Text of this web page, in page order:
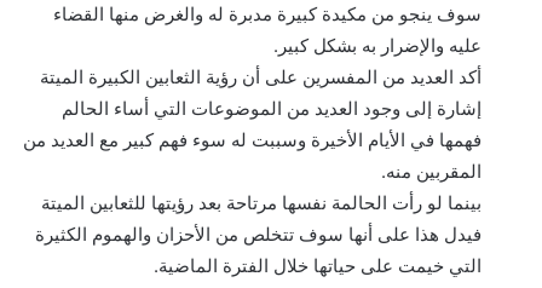
سوف ينجو من مكيدة كبيرة مدبرة له والغرض منها القضاء
عليه والإضرار به بشكل كبير.
أكد العديد من المفسرين على أن رؤية الثعابين الكبيرة الميتة
إشارة إلى وجود العديد من الموضوعات التي أساء الحالم
فهمها في الأيام الأخيرة وسببت له سوء فهم كبير مع العديد من
المقربين منه.
بينما لو رأت الحالمة نفسها مرتاحة بعد رؤيتها للثعابين الميتة
فيدل هذا على أنها سوف تتخلص من الأحزان والهموم الكثيرة
التي خيمت على حياتها خلال الفترة الماضية.